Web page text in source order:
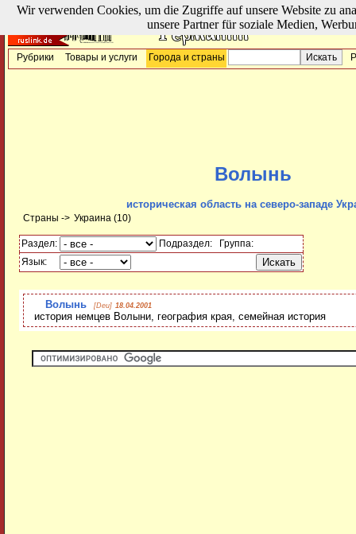
Рубрики Товары и услуги Города и страны
Волынь
историческая область на северо-западе
Страны -> Украина(10)
Раздел: Подраздел:
Группа:
Язык:
Волынь [Deu] 18.04.2001
история немцев Волыни, география края, семейная история
Wir verwenden Cookies, um die Zugriffe auf unsere Website zu
unsere Partner für soziale Medien,